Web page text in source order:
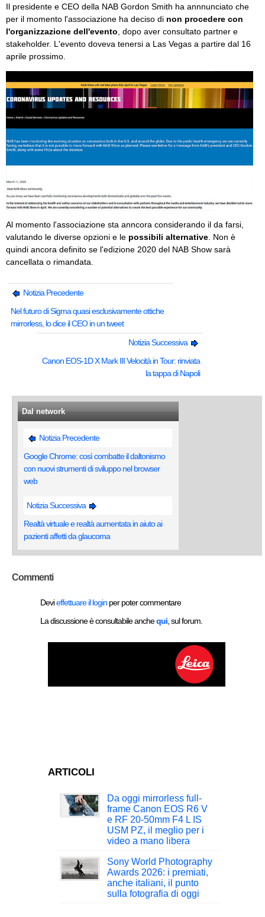
Il presidente e CEO della NAB Gordon Smith ha annnunciato che
per il momento l'associazione ha deciso di non procedere con
l'organizzazione dell'evento , dopo aver consultato partner e
stakeholder. L'evento doveva tenersi a Las Vegas a partire dal 16
aprile prossimo.
Al momento l'associazione sta anncora considerando il da farsi,
valutando le diverse opzioni e le possibili alternative. Non è
quindi ancora definito se l'edizione 2020 del NAB Show sarà
cancellata o rimandata.
Notizia Precedente
Nel futuro di Sigma quasi esclusivamente ottiche
mirrorless, lo dice il CEO in un tweet
Notizia Successiva
Canon EOS-1D X Mark III Velocità in Tour: rinviata
la tappa di Napoli
Dal network
Notizia Precedente
Google Chrome: così combatte il daltonismo
con nuovi strumenti di sviluppo nel browser
web
Notizia Successiva
Realtà virtuale e realtà aumentata in aiuto ai
pazienti affetti da glaucoma
Commenti
Devieffettuare il login per poter commentare
La discussione è consultabile anchequi, sul forum.
ARTICOLI
Da oggi mirrorless full-
frame Canon EOS R6 V
e RF 20-50mm F4 L IS
USM PZ, il meglio per i
video a mano libera
Sony World Photography
Awards 2026: i premiati,
anche italiani, il punto
sulla fotografia di oggi